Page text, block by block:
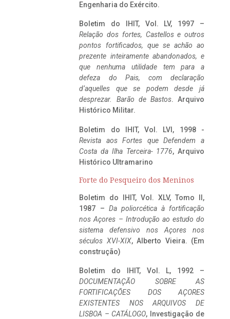
Engenharia do Exército.
Boletim do IHIT, Vol. LV, 1997 –
Relação dos fortes, Castellos e outros
pontos fortificados, que se achão ao
prezente inteiramente abandonados, e
que nenhuma utilidade tem para a
defeza do Pais, com declaração
d’aquelles que se podem desde já
desprezar. Barão de Bastos. Arquivo
Histórico Militar.
Boletim do IHIT, Vol. LVI, 1998 -
Revista aos Fortes que Defendem a
Costa da Ilha Terceira- 1776, Arquivo
Histórico Ultramarino
Forte do Pesqueiro dos Meninos
Boletim do IHIT, Vol. XLV, Tomo II,
1987 – Da poliorcética à fortificação
nos Açores – Introdução ao estudo do
sistema defensivo nos Açores nos
séculos XVI-XIX, Alberto Vieira. (Em
construção)
Boletim do IHIT, Vol. L, 1992 –
DOCUMENTAÇÃO SOBRE AS
FORTIFICAÇÕES DOS AÇORES
EXISTENTES NOS ARQUIVOS DE
LISBOA – CATÁLOGO, Investigação de